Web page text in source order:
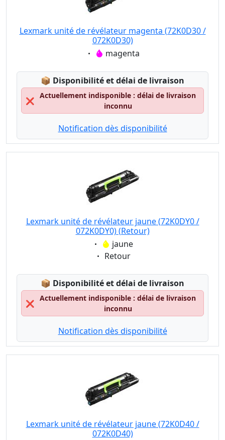
Lexmark unité de révélateur magenta (72K0D30 /
072K0D30)
Eigenschaft:
magenta
📦 Lagerstatus:
Disponibilité et délai de livraison
❌
Actuellement indisponible : délai de livraison
inconnu
Notification dès disponibilité
Lexmark unité de révélateur jaune (72K0DY0 /
072K0DY0) (Retour)
Eigenschaft:
jaune
Eigenschaft:
Retour
📦 Lagerstatus:
Disponibilité et délai de livraison
❌
Actuellement indisponible : délai de livraison
inconnu
Notification dès disponibilité
Lexmark unité de révélateur jaune (72K0D40 /
072K0D40)